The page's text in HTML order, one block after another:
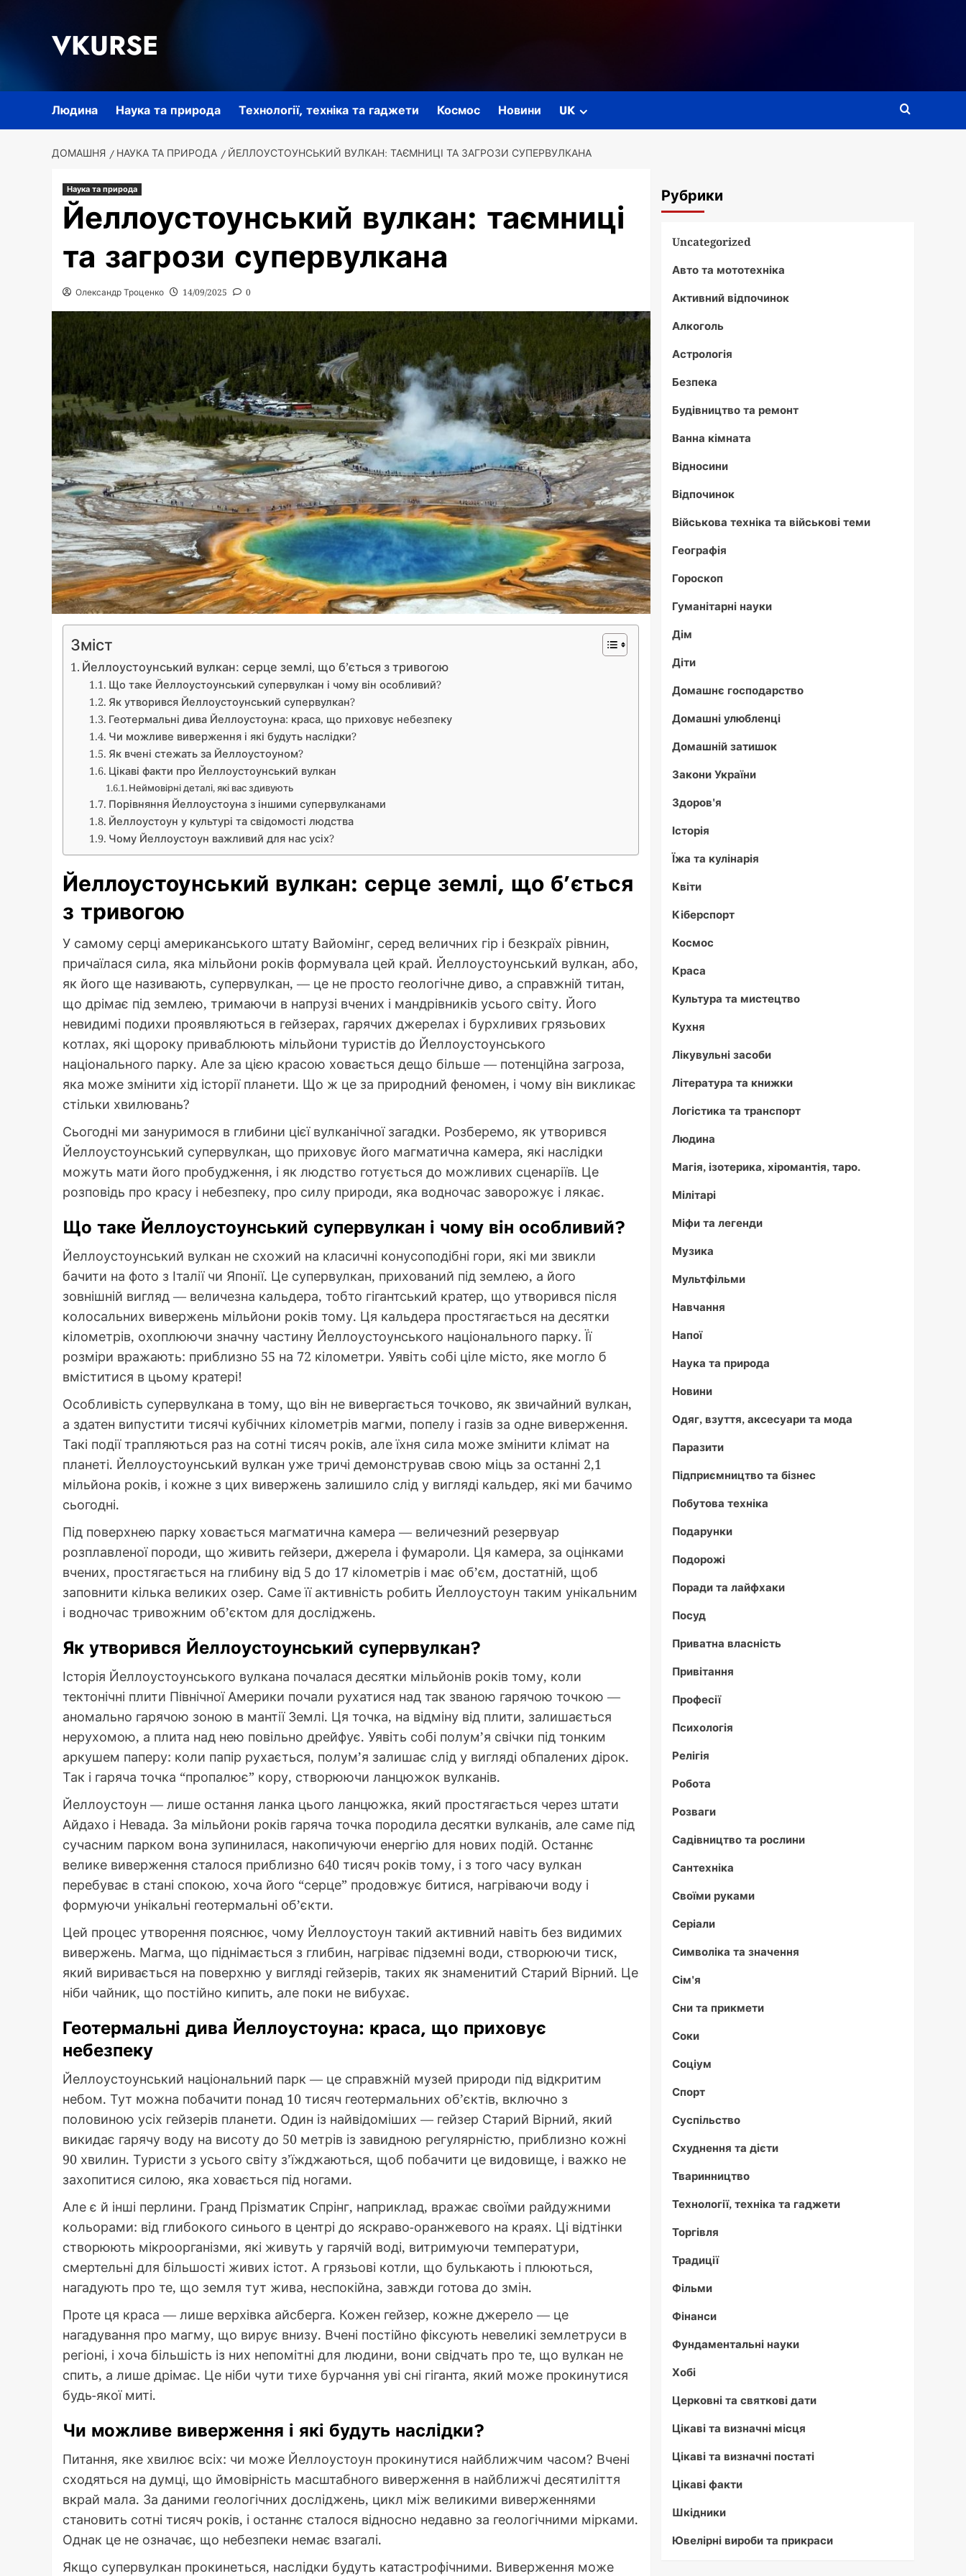
VKURSE
Людина Наука та природа Технології, техніка та гаджети Космос Новини UK
ДОМАШНЯ НАУКА ТА ПРИРОДА ЙЕЛЛОУСТОУНСЬКИЙ ВУЛКАН: ТАЄМНИЦІ ТА ЗАГРОЗИ СУПЕРВУЛКАНА
Наука та природа
Йеллоустоунський вулкан: таємниці
та загрози супервулкана
Олександр Троценко 14/09/2025 0
Зміст
Йеллоустоунський вулкан: серце землі, що б’ється з тривогою
Що таке Йеллоустоунський супервулкан і чому він особливий?
Як утворився Йеллоустоунський супервулкан?
Геотермальні дива Йеллоустоуна: краса, що приховує небезпеку
Чи можливе виверження і які будуть наслідки?
Як вчені стежать за Йеллоустоуном?
Цікаві факти про Йеллоустоунський вулкан
Неймовірні деталі, які вас здивують
Порівняння Йеллоустоуна з іншими супервулканами
Йеллоустоун у культурі та свідомості людства
Чому Йеллоустоун важливий для нас усіх?
Йеллоустоунський вулкан: серце землі, що б’ється
з тривогою
У самому серці американського штату Вайомінг, серед величних гір і безкраїх рівнин,
причаїлася сила, яка мільйони років формувала цей край. Йеллоустоунський вулкан, або,
як його ще називають, супервулкан, — це не просто геологічне диво, а справжній титан,
що дрімає під землею, тримаючи в напрузі вчених і мандрівників усього світу. Його
невидимі подихи проявляються в гейзерах, гарячих джерелах і бурхливих грязьових
котлах, які щороку приваблюють мільйони туристів до Йеллоустоунського
національного парку. Але за цією красою ховається дещо більше — потенційна загроза,
яка може змінити хід історії планети. Що ж це за природний феномен, і чому він викликає
стільки хвилювань?
Сьогодні ми зануримося в глибини цієї вулканічної загадки. Розберемо, як утворився
Йеллоустоунський супервулкан, що приховує його магматична камера, які наслідки
можуть мати його пробудження, і як людство готується до можливих сценаріїв. Це
розповідь про красу і небезпеку, про силу природи, яка водночас заворожує і лякає.
Що таке Йеллоустоунський супервулкан і чому він особливий?
Йеллоустоунський вулкан не схожий на класичні конусоподібні гори, які ми звикли
бачити на фото з Італії чи Японії. Це супервулкан, прихований під землею, а його
зовнішній вигляд — величезна кальдера, тобто гігантський кратер, що утворився після
колосальних вивержень мільйони років тому. Ця кальдера простягається на десятки
кілометрів, охоплюючи значну частину Йеллоустоунського національного парку. Її
розміри вражають: приблизно 55 на 72 кілометри. Уявіть собі ціле місто, яке могло б
вміститися в цьому кратері!
Особливість супервулкана в тому, що він не вивергається точково, як звичайний вулкан,
а здатен випустити тисячі кубічних кілометрів магми, попелу і газів за одне виверження.
Такі події трапляються раз на сотні тисяч років, але їхня сила може змінити клімат на
планеті. Йеллоустоунський вулкан уже тричі демонстрував свою міць за останні 2,1
мільйона років, і кожне з цих вивержень залишило слід у вигляді кальдер, які ми бачимо
сьогодні.
Під поверхнею парку ховається магматична камера — величезний резервуар
розплавленої породи, що живить гейзери, джерела і фумароли. Ця камера, за оцінками
вчених, простягається на глибину від 5 до 17 кілометрів і має об’єм, достатній, щоб
заповнити кілька великих озер. Саме її активність робить Йеллоустоун таким унікальним
і водночас тривожним об’єктом для досліджень.
Як утворився Йеллоустоунський супервулкан?
Історія Йеллоустоунського вулкана почалася десятки мільйонів років тому, коли
тектонічні плити Північної Америки почали рухатися над так званою гарячою точкою —
аномально гарячою зоною в мантії Землі. Ця точка, на відміну від плити, залишається
нерухомою, а плита над нею повільно дрейфує. Уявіть собі полум’я свічки під тонким
аркушем паперу: коли папір рухається, полум’я залишає слід у вигляді обпалених дірок.
Так і гаряча точка “пропалює” кору, створюючи ланцюжок вулканів.
Йеллоустоун — лише остання ланка цього ланцюжка, який простягається через штати
Айдахо і Невада. За мільйони років гаряча точка породила десятки вулканів, але саме під
сучасним парком вона зупинилася, накопичуючи енергію для нових подій. Останнє
велике виверження сталося приблизно 640 тисяч років тому, і з того часу вулкан
перебуває в стані спокою, хоча його “серце” продовжує битися, нагріваючи воду і
формуючи унікальні геотермальні об’єкти.
Цей процес утворення пояснює, чому Йеллоустоун такий активний навіть без видимих
вивержень. Магма, що піднімається з глибин, нагріває підземні води, створюючи тиск,
який виривається на поверхню у вигляді гейзерів, таких як знаменитий Старий Вірний. Це
ніби чайник, що постійно кипить, але поки не вибухає.
Геотермальні дива Йеллоустоуна: краса, що приховує
небезпеку
Йеллоустоунський національний парк — це справжній музей природи під відкритим
небом. Тут можна побачити понад 10 тисяч геотермальних об’єктів, включно з
половиною усіх гейзерів планети. Один із найвідоміших — гейзер Старий Вірний, який
викидає гарячу воду на висоту до 50 метрів із завидною регулярністю, приблизно кожні
90 хвилин. Туристи з усього світу з’їжджаються, щоб побачити це видовище, і важко не
захопитися силою, яка ховається під ногами.
Але є й інші перлини. Гранд Прізматик Спрінг, наприклад, вражає своїми райдужними
кольорами: від глибокого синього в центрі до яскраво-оранжевого на краях. Ці відтінки
створюють мікроорганізми, які живуть у гарячій воді, витримуючи температури,
смертельні для більшості живих істот. А грязьові котли, що булькають і плюються,
нагадують про те, що земля тут жива, неспокійна, завжди готова до змін.
Проте ця краса — лише верхівка айсберга. Кожен гейзер, кожне джерело — це
нагадування про магму, що вирує внизу. Вчені постійно фіксують невеликі землетруси в
регіоні, і хоча більшість із них непомітні для людини, вони свідчать про те, що вулкан не
спить, а лише дрімає. Це ніби чути тихе бурчання уві сні гіганта, який може прокинутися
будь-якої миті.
Чи можливе виверження і які будуть наслідки?
Питання, яке хвилює всіх: чи може Йеллоустоун прокинутися найближчим часом? Вчені
сходяться на думці, що ймовірність масштабного виверження в найближчі десятиліття
вкрай мала. За даними геологічних досліджень, цикл між великими виверженнями
становить сотні тисяч років, і останнє сталося відносно недавно за геологічними мірками.
Однак це не означає, що небезпеки немає взагалі.
Якщо супервулкан прокинеться, наслідки будуть катастрофічними. Виверження може
Рубрики
Uncategorized
Авто та мототехніка
Активний відпочинок
Алкоголь
Астрологія
Безпека
Будівництво та ремонт
Ванна кімната
Відносини
Відпочинок
Військова техніка та військові теми
Географія
Гороскоп
Гуманітарні науки
Дім
Діти
Домашнє господарство
Домашні улюбленці
Домашній затишок
Закони України
Здоров'я
Історія
Їжа та кулінарія
Квіти
Кіберспорт
Космос
Краса
Культура та мистецтво
Кухня
Лікувульні засоби
Література та книжки
Логістика та транспорт
Людина
Магія, ізотерика, хіромантія, таро.
Мілітарі
Міфи та легенди
Музика
Мультфільми
Навчання
Напої
Наука та природа
Новини
Одяг, взуття, аксесуари та мода
Паразити
Підприємництво та бізнес
Побутова техніка
Подарунки
Подорожі
Поради та лайфхаки
Посуд
Приватна власність
Привітання
Професії
Психологія
Релігія
Робота
Розваги
Садівництво та рослини
Сантехніка
Своїми руками
Серіали
Символіка та значення
Сім'я
Сни та прикмети
Соки
Соціум
Спорт
Суспільство
Схуднення та дієти
Тваринництво
Технології, техніка та гаджети
Торгівля
Традиції
Фільми
Фінанси
Фундаментальні науки
Хобі
Церковні та святкові дати
Цікаві та визначні місця
Цікаві та визначні постаті
Цікаві факти
Шкідники
Ювелірні вироби та прикраси